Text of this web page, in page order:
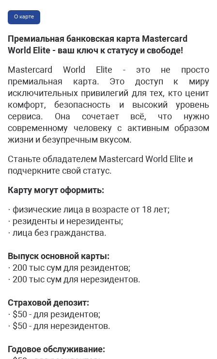
О карте
Премиальная банковская карта Mastercard
World Elite - ваш ключ к статусу и свободе!
Mastercard World Elite - это не просто
премиальная карта. Это доступ к миру
исключительных привилегий для тех, кто ценит
комфорт, безопасность и высокий уровень
сервиса. Она сочетает всё, что нужно
современному человеку с активным образом
жизни и безупречным вкусом.
Станьте обладателем Mastercard World Elite и
подчеркните свой статус.
Карту могут оформить:
· физические лица в возрасте от 18 лет;
· резиденты и нерезиденты;
· лица без гражданства.
Выпуск основной карты:
· 200 тыс сум для резидентов;
· 200 тыс сум для нерезидентов.
Страховой депозит:
· $50 - для резидентов;
· $50 - для нерезидентов.
Годовое обслуживание: